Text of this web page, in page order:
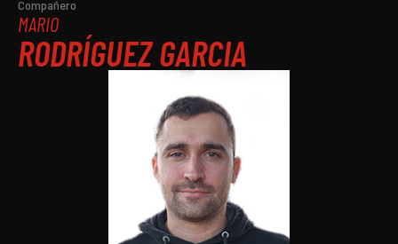
Compañero
MARIO
RODRÍGUEZ GARCIA